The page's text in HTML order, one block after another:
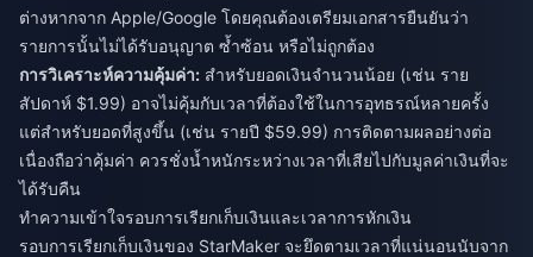
ต่างหากจาก Apple/Google โดยคุณต้องเตรียมเอกสารยืนยันว่า
รายการนั้นไม่ได้รับอนุญาต ซ้ำซ้อน หรือไม่ถูกต้อง
การวิเคราะห์ความคุ้มค่า: สำหรับยอดเงินจำนวนน้อย (เช่น ราย
สัปดาห์ $1.99) อาจไม่คุ้มกับเวลาที่ต้องใช้ในการอุทธรณ์หลายครั้ง
แต่สำหรับยอดที่สูงขึ้น (เช่น รายปี $59.99) การติดตามผลอย่างต่อ
เนื่องถือว่าคุ้มค่า ควรชั่งน้ำหนักระหว่างเวลาที่เสียไปกับมูลค่าเงินที่จะ
ได้รับคืน
ทำความเข้าใจรอบการเรียกเก็บเงินและเวลาการหักเงิน
รอบการเรียกเก็บเงินของ StarMaker จะยึดตามเวลาที่แน่นอนนับจาก